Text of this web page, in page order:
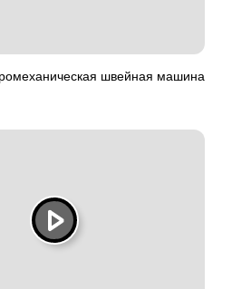
швейная машина